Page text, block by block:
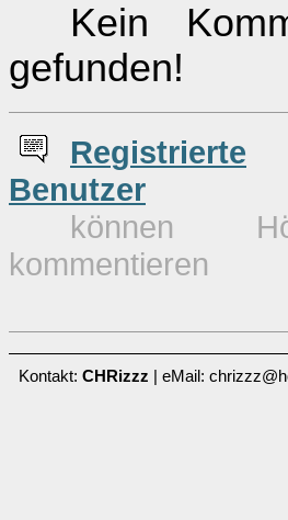
Kein
gefunden!
Registrierte
Benutzer
können
kommentieren
Kontakt: CHRizzz | eMail: